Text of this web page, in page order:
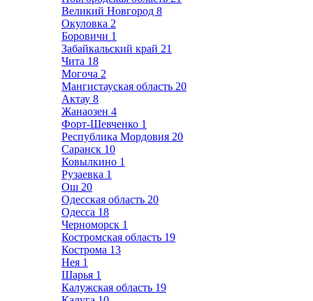
Великий Новгород 8
Окуловка 2
Боровичи 1
Забайкальский край 21
Чита 18
Могоча 2
Мангистауская область 20
Актау 8
Жанаозен 4
Форт-Шевченко 1
Республика Мордовия 20
Саранск 10
Ковылкино 1
Рузаевка 1
Ош 20
Одесская область 20
Одесса 18
Черноморск 1
Костромская область 19
Кострома 13
Нея 1
Шарья 1
Калужская область 19